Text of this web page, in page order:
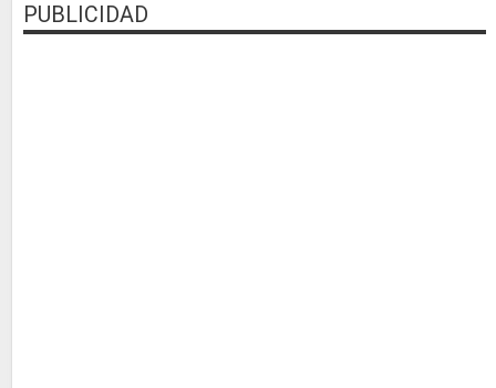
PUBLICIDAD